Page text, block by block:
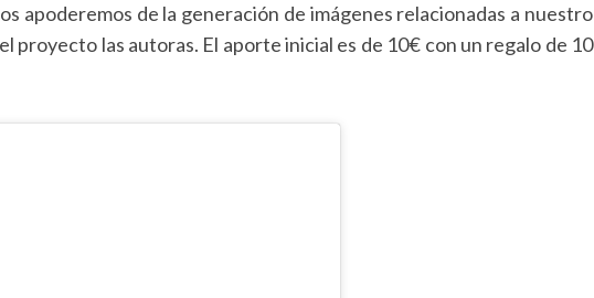
apoderemos de la generación de imágenes relacionadas a nuestro
proyecto las autoras. El aporte inicial es de 10€ con un regalo de 10